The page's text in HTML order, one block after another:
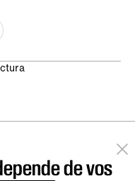
de vos